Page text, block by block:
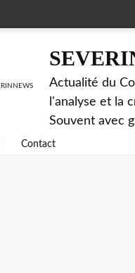
Actualité du
l'analyse et la
Souvent avec
Contact